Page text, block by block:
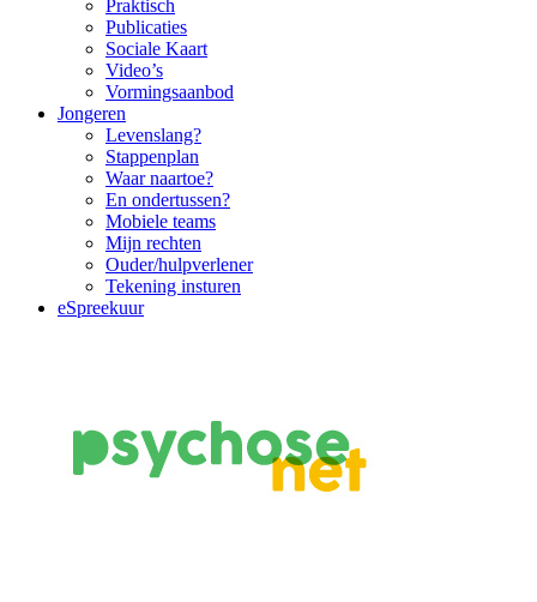
Praktisch
Publicaties
Sociale Kaart
Video’s
Vormingsaanbod
Jongeren
Levenslang?
Stappenplan
Waar naartoe?
En ondertussen?
Mobiele teams
Mijn rechten
Ouder/hulpverlener
Tekening insturen
eSpreekuur